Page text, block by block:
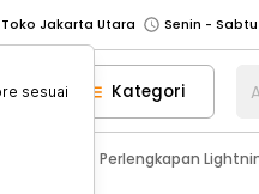
Toko Jakarta Utara
Toko Tangerang
Toko Cikupa
Pick n Go Jakarta Barat
Senin -
Pick n Go Bekasi
Senin - Jumat
Kategori
Kamera Perlengkapan
sesuai